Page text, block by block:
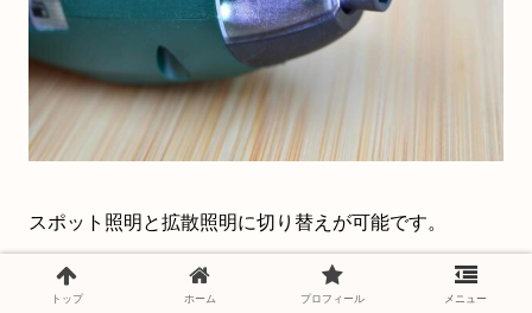
スポット照明と拡散照明に切り替えが可能です。
難点としては、後述するアクセサリーを使用するとLED
トップ ホーム プロフィール メニュー